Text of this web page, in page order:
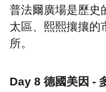
普法爾廣場是歷史
太區、熙熙攘攘的
所。
Day 8 德國美因 -